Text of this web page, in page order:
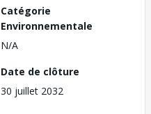
Catégorie
Environnementale
N/A
Date de clôture
30 juillet 2032